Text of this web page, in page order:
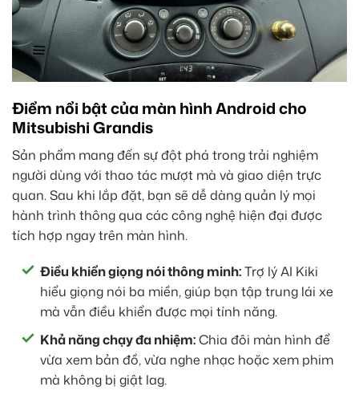
Điểm nổi bật của màn hình Android cho
Mitsubishi Grandis
Sản phẩm mang đến sự đột phá trong trải nghiệm
người dùng với thao tác mượt mà và giao diện trực
quan. Sau khi lắp đặt, bạn sẽ dễ dàng quản lý mọi
hành trình thông qua các công nghệ hiện đại được
tích hợp ngay trên màn hình.
Điều khiển giọng nói thông minh:Trợ lý AI Kiki
hiểu giọng nói ba miền, giúp bạn tập trung lái xe
mà vẫn điều khiển được mọi tính năng.
Khả năng chạy đa nhiệm:Chia đôi màn hình để
vừa xem bản đồ, vừa nghe nhạc hoặc xem phim
mà không bị giật lag.